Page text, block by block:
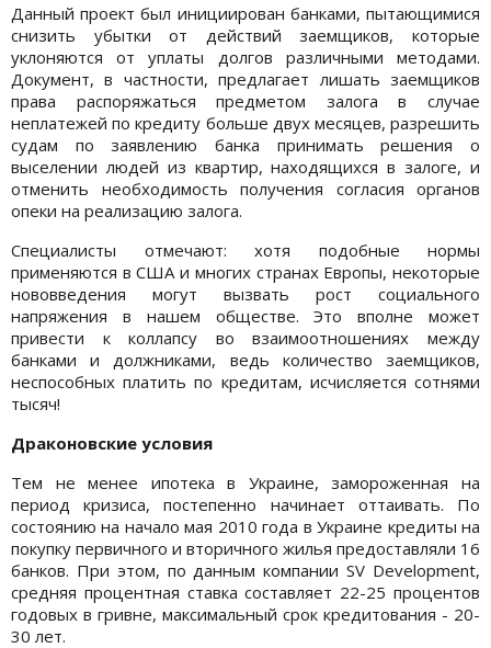
Данный проект был инициирован банками, пытающимися
снизить убытки от действий заемщиков, которые
уклоняются от уплаты долгов различными методами.
Документ, в частности, предлагает лишать заемщиков
права распоряжаться предметом залога в случае
неплатежей по кредиту больше двух месяцев, разрешить
судам по заявлению банка принимать решения о
выселении людей из квартир, находящихся в залоге, и
отменить необходимость получения согласия органов
опеки на реализацию залога.
Специалисты отмечают: хотя подобные нормы
применяются в США и многих странах Европы, некоторые
нововведения могут вызвать рост социального
напряжения в нашем обществе. Это вполне может
привести к коллапсу во взаимоотношениях между
банками и должниками, ведь количество заемщиков,
неспособных платить по кредитам, исчисляется сотнями
тысяч!
Драконовские условия
Тем не менее ипотека в Украине, замороженная на
период кризиса, постепенно начинает оттаивать. По
состоянию на начало мая 2010 года в Украине кредиты на
покупку первичного и вторичного жилья предоставляли 16
банков. При этом, по данным компании SV Development,
средняя процентная ставка составляет 22-25 процентов
годовых в гривне, максимальный срок кредитования - 20-
30 лет.